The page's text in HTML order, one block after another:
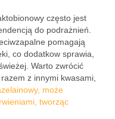
często jest
do podrażnień.
pomagają
co dodatkow sprawia,
Warto zwrócić
z innymi kwasami,
może
tworząc